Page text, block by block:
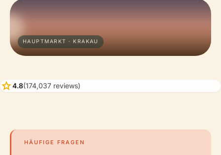
HAUPTMARKT · KRAKAU
star4.8(174,037 reviews)
HÄUFIGE FRAGEN